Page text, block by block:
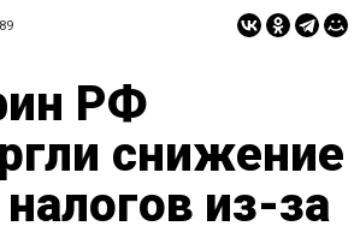
РФ
снижение
из-за